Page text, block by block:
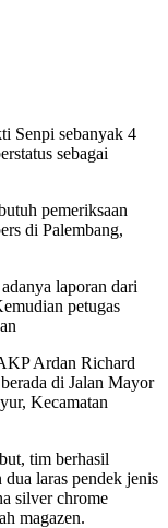
Senpi sebanyak 4
sebagai
pemeriksaan
di Palembang,
laporan dari
petugas
Ardan Richard
di Jalan Mayor
Kecamatan
tim berhasil
dua laras pendek jenis
silver chrome
magazen.